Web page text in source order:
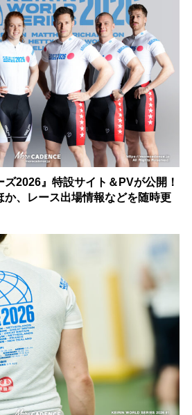
ズ2026』特設サイト＆PVが公開！
か、レース出場情報などを随時更